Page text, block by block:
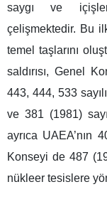
saygı ve
çelişmektedir. Bu
temel taşlarını
saldırısı, Genel
443, 444, 533
ve 381 (1981)
ayrıca UAEA’nın
Konseyi de 487
nükleer tesislere